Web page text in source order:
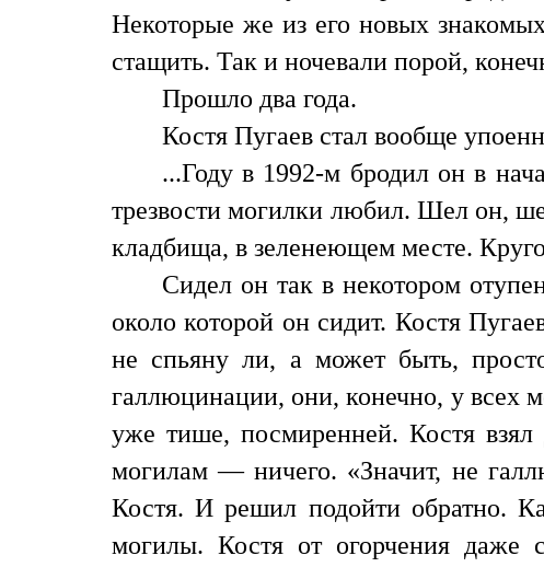
Некоторые же из его новых
стащить. Так и ночевали порой,
Прошло два года.
Костя Пугаев стал вообще
...Году в 1992-м бродил он в
трезвости могилки любил. Шел он,
кладбища, в зеленеющем месте.
Сидел он так в некотором
около которой он сидит. Костя
не спьяну ли, а может быть,
галлюцинации, они, конечно, у всех
уже тише, посмиренней. Костя
могилам — ничего. «Значит, не
Костя. И решил подойти обратно.
могилы. Костя от огорчения